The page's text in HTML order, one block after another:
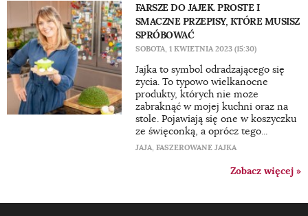
FARSZE DO JAJEK. PROSTE I
SMACZNE PRZEPISY, KTÓRE MUSISZ
SPRÓBOWAĆ
SOBOTA, 1 KWIETNIA 2023 (15:30)
Jajka to symbol odradzającego się
życia. To typowo wielkanocne
produkty, których nie może
zabraknąć w mojej kuchni oraz na
stole. Pojawiają się one w koszyczku
ze święconką, a oprócz tego...
JAJA, FASZEROWANE JAJKA
Zobacz więcej »